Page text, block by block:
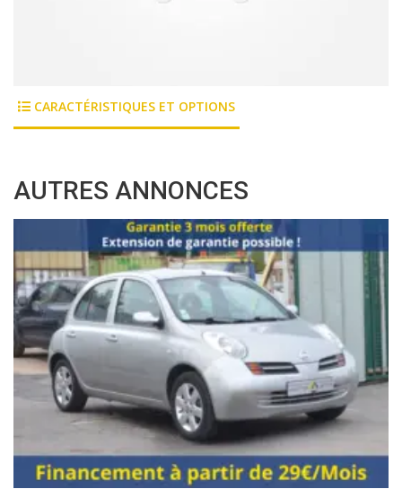
CARACTÉRISTIQUES ET OPTIONS
AUTRES ANNONCES